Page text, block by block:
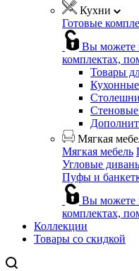
Кухни
Готовые
Вы можете
комплектах,
Товары
Мягкая
Мягкая мебель
Угловые
Пуфы и
Вы можете
комплектах,
Коллекции
Товары со скидкой